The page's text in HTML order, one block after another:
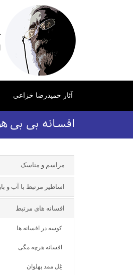
آثار حمیدرضا خزاعی
افسانه بی بی
مراسم و مناسک
اساطیر مرتبط با آب و
افسانه های مرتبط
کوسه در افسانه ها
افسانه هرچه مگی
غِل ممد پهلوان